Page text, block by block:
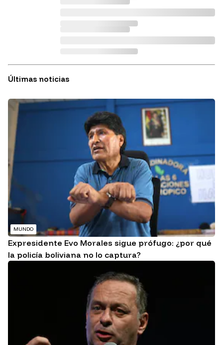
Últimas noticias
MUNDO
Expresidente Evo Morales sigue prófugo: ¿por qué
la policía boliviana no lo captura?